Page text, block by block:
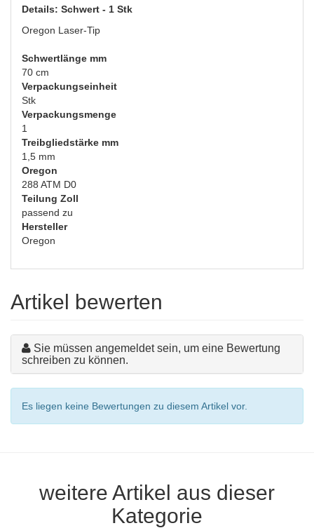
Details: Schwert - 1 Stk
Oregon Laser-Tip
Schwertlänge mm
70 cm
Verpackungseinheit
Stk
Verpackungsmenge
1
Treibgliedstärke mm
1,5 mm
Oregon
288 ATM D0
Teilung Zoll
passend zu
Hersteller
Oregon
Artikel bewerten
Sie müssen angemeldet sein, um eine Bewertung
schreiben zu können.
Es liegen keine Bewertungen zu diesem Artikel vor.
weitere Artikel aus dieser
Kategorie